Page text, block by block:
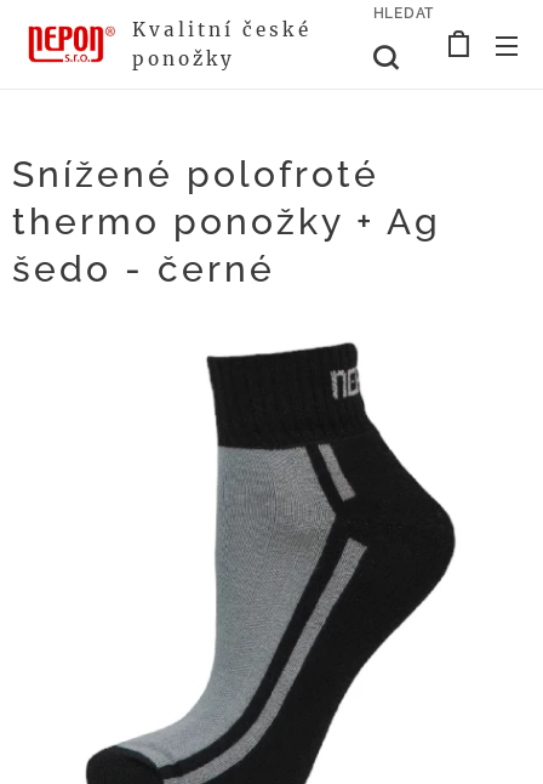
Kvalitní české
ponožky
HLEDAT
Snížené polofroté
thermo ponožky + Ag
šedo - černé